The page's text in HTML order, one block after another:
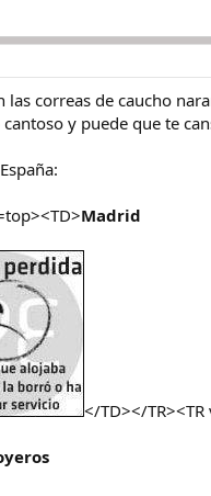
correas de caucho
y puede que te
Madrid
</TD></